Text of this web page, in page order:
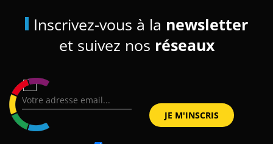
Inscrivez-vous à la newsletter
et suivez nos réseaux